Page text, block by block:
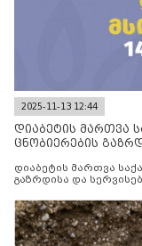
2025-11-13 12:44
დიაბეტის მართვა
ცნობიერების
დიაბეტის მართვა
გაზრდისა და